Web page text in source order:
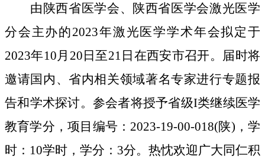
由 陕西省医学会、陕西省医学会激光医学
分会主办的2023年激光医学学术年会拟定于
2023年10月20日至21日在西安市召开。 届时将
邀请国内、省内相关领域著名专家进行专题报
告和学术探讨。参会者将授予省级I类继续医学
教育学分，项目编号：2023-19-00-018(陕)，学
时：10学时，学分：3分。 热忱欢迎广大同仁积